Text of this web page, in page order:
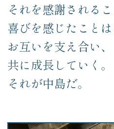
それを感謝される
喜びを感じたことは
お互いを支え合い、
共に成長していく。
それが中島だ。